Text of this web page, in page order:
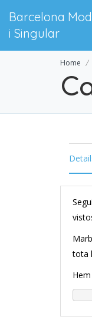
Barcelona
i Singular
Home
tota